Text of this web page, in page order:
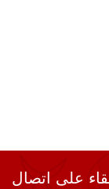
على اتصال